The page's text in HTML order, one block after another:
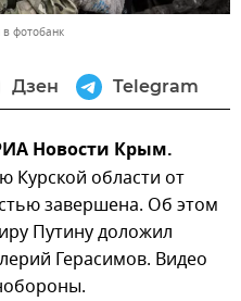
в фотобанк
Дзен Telegram
Новости Крым.
Курской области от
завершена. Об этом
Путину доложил
Герасимов. Видео